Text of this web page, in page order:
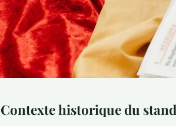
Contexte historique du